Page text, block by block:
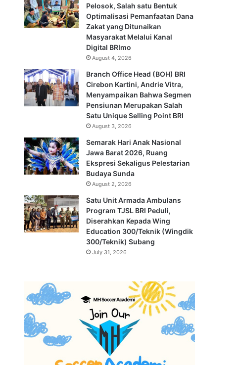
Pelosok, Salah satu Bentuk
Optimalisasi Pemanfaatan Dana
Zakat yang Ditunaikan
Masyarakat Melalui Kanal
Digital BRImo
August 4, 2026
Branch Office Head (BOH) BRI
Cirebon Kartini, Andrie Vitra,
Menyampaikan Bahwa Segmen
Pensiunan Merupakan Salah
Satu Unique Selling Point BRI
August 3, 2026
Semarak Hari Anak Nasional
Jawa Barat 2026, Ruang
Ekspresi Sekaligus Pelestarian
Budaya Sunda
August 2, 2026
Satu Unit Armada Ambulans
Program TJSL BRI Peduli,
Diserahkan Kepada Wing
Education 300/Teknik (Wingdik
300/Teknik) Subang
July 31, 2026